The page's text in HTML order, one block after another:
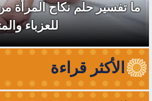
ما تفسير حلم نكاح المرأة
للعزباء
الأكثر قراءة